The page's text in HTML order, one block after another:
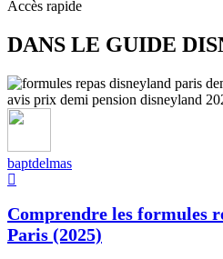
Accès rapide
DANS LE GUIDE
baptdelmas
Comprendre les formules
Paris (2025)